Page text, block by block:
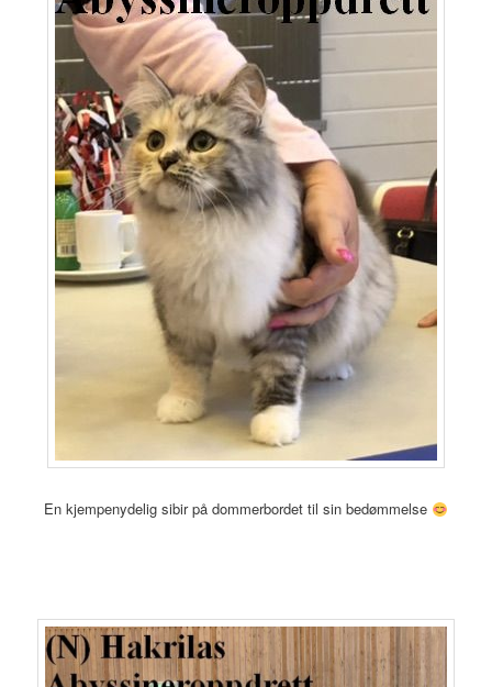
En kjempenydelig sibir på dommerbordet til sin bedømmelse